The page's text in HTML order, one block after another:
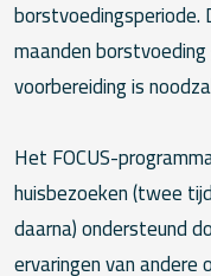
borstvoedingsperiode.
maanden
voorbereiding is
Het FOCUS-
huisbezoeken (twee
daarna) ondersteund
ervaringen van